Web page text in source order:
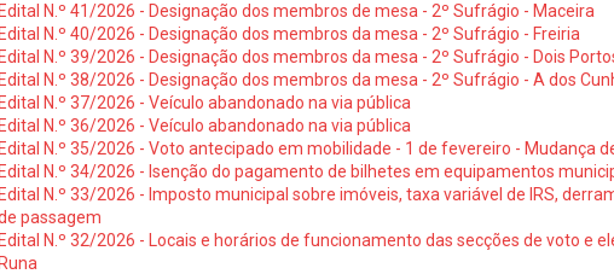
Edital N.º 41/2026 - Designação dos membros de mesa - 2º Sufrágio - Maceira
Edital N.º 40/2026 - Designação dos membros da mesa - 2º Sufrágio - Freiria
Edital N.º 39/2026 - Designação dos membros da mesa - 2º Sufrágio - Dois
Edital N.º 38/2026 - Designação dos membros da mesa - 2º Sufrágio - A dos
Edital N.º 37/2026 - Veículo abandonado na via pública
Edital N.º 36/2026 - Veículo abandonado na via pública
Edital N.º 35/2026 - Voto antecipado em mobilidade - 1 de fevereiro - Mudança
Edital N.º 34/2026 - Isenção do pagamento de bilhetes em equipamentos
Edital N.º 33/2026 - Imposto municipal sobre imóveis, taxa variável de IRS,
passagem
Edital N.º 32/2026 - Locais e horários de funcionamento das secções de voto e
Runa